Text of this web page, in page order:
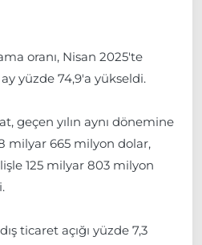
oranı, Nisan 2025'te
yüzde 74,9'a yükseldi.
geçen yılın aynı dönemine
milyar 665 milyon dolar,
125 milyar 803 milyon
ticaret açığı yüzde 7,3